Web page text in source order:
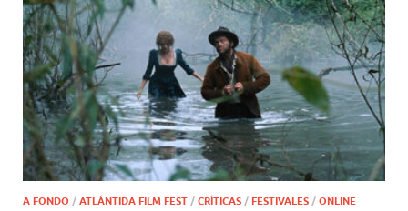
A FONDO / ATLÁNTIDA FILM FEST / CRÍTICAS / FESTIVALES / ONLINE